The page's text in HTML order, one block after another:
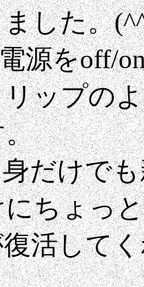
した。
源をoff/
ップの
だけで
ちょっ
活して